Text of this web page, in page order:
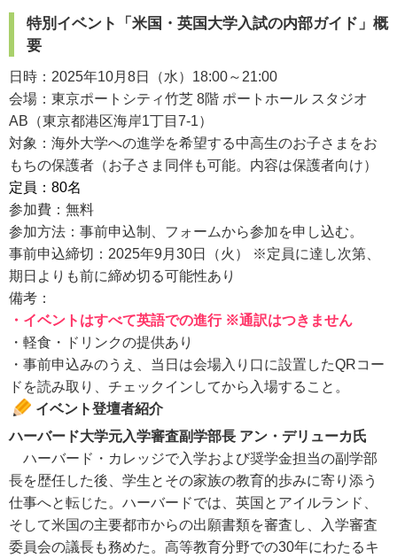
特別イベント「米国・英国大学入試の内部ガイド」概
要
日時：2025年10月8日（水）18:00～21:00
会場：東京ポートシティ竹芝 8階 ポートホール スタジオ
AB（東京都港区海岸1丁目7-1）
対象：海外大学への進学を希望する中高生のお子さまをお
もちの保護者（お子さま同伴も可能。内容は保護者向け）
定員：80名
参加費：無料
参加方法：事前申込制、フォームから参加を申し込む。
事前申込締切：2025年9月30日（火） ※定員に達し次第、
期日よりも前に締め切る可能性あり
備考：
・イベントはすべて英語での進行 ※通訳はつきません
・軽食・ドリンクの提供あり
・事前申込みのうえ、当日は会場入り口に設置したQRコー
ドを読み取り、チェックインしてから入場すること。
イベント登壇者紹介
ハーバード大学元入学審査副学部長 アン・デリューカ氏
ハーバード・カレッジで入学および奨学金担当の副学部
長を歴任した後、学生とその家族の教育的歩みに寄り添う
仕事へと転じた。ハーバードでは、英国とアイルランド、
そして米国の主要都市からの出願書類を審査し、入学審査
委員会の議長も務めた。高等教育分野での30年にわたるキ